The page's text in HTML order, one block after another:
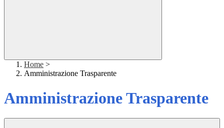
Home >
Amministrazione Trasparente
Amministrazione Trasparente